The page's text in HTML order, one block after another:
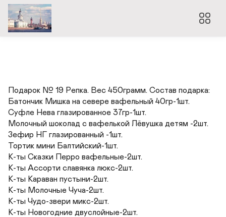
Подарок № 19 Репка. Вес 450грамм. Состав подарка:
Батончик Мишка на севере вафельный 40гр-1шт.
Суфле Нева глазированное 37гр-1шт.
Молочный шоколад с вафелькой Лёвушка детям -2шт.
Зефир НГ глазированный -1шт.
Тортик мини Балтийский-1шт.
К-ты Сказки Перро вафельные-2шт.
К-ты Ассорти славянка люкс-2шт.
К-ты Караван пустыни-2шт.
К-ты Молочные Чуча-2шт.
К-ты Чудо-звери микс-2шт.
К-ты Новогодние двуслойные-2шт.